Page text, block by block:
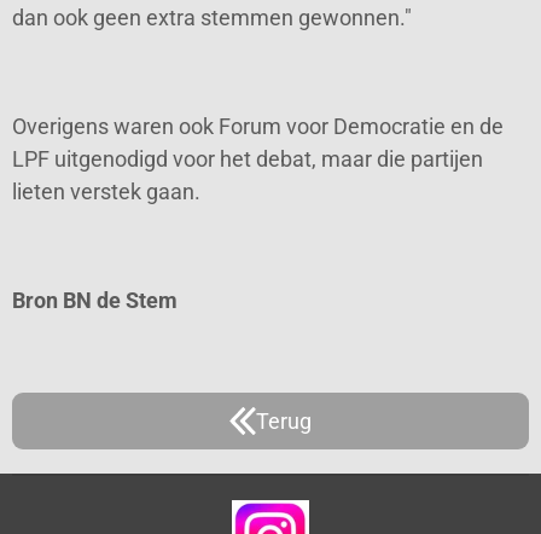
dan ook geen extra stemmen gewonnen."
Overigens waren ook Forum voor Democratie en de
LPF uitgenodigd voor het debat, maar die partijen
lieten verstek gaan.
Bron BN de Stem
Terug